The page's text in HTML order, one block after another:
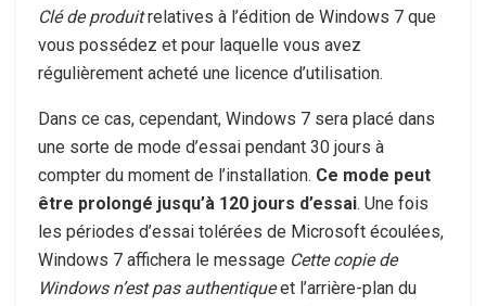
Clé de produitrelatives à l’édition de Windows 7 que
vous possédez et pour laquelle vous avez
régulièrement acheté une licence d’utilisation.
Dans ce cas, cependant, Windows 7 sera placé dans
une sorte de mode d’essai pendant 30 jours à
compter du moment de l’installation. Ce mode peut
être prolongé jusqu’à 120 jours d’essai. Une fois
les périodes d’essai tolérées de Microsoft écoulées,
Windows 7 affichera le message Cette copie de
Windows n’est pas authentiqueet l’arrière-plan du